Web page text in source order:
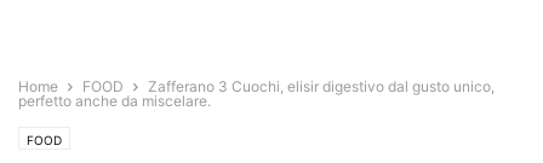
Home FOOD
Zafferano 3 Cuochi, elisir digestivo dal gusto unico,
perfetto anche da miscelare.
FOOD